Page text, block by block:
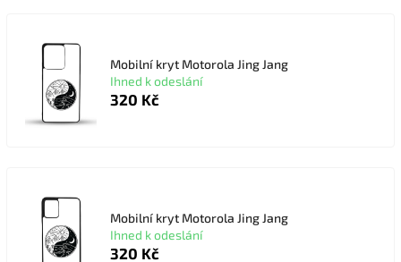
Mobilní kryt Motorola Jing Jang
Ihned k odeslání
320 Kč
Mobilní kryt Motorola Jing Jang
Ihned k odeslání
320 Kč